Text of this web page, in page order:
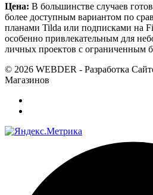
Цена: В большинстве случаев
более доступным вариантом по
планами Tilda или подписками на
особенно привлекательным для
личных проектов с ограниченным
© 2026 WEBDER - Разработка
Магазинов